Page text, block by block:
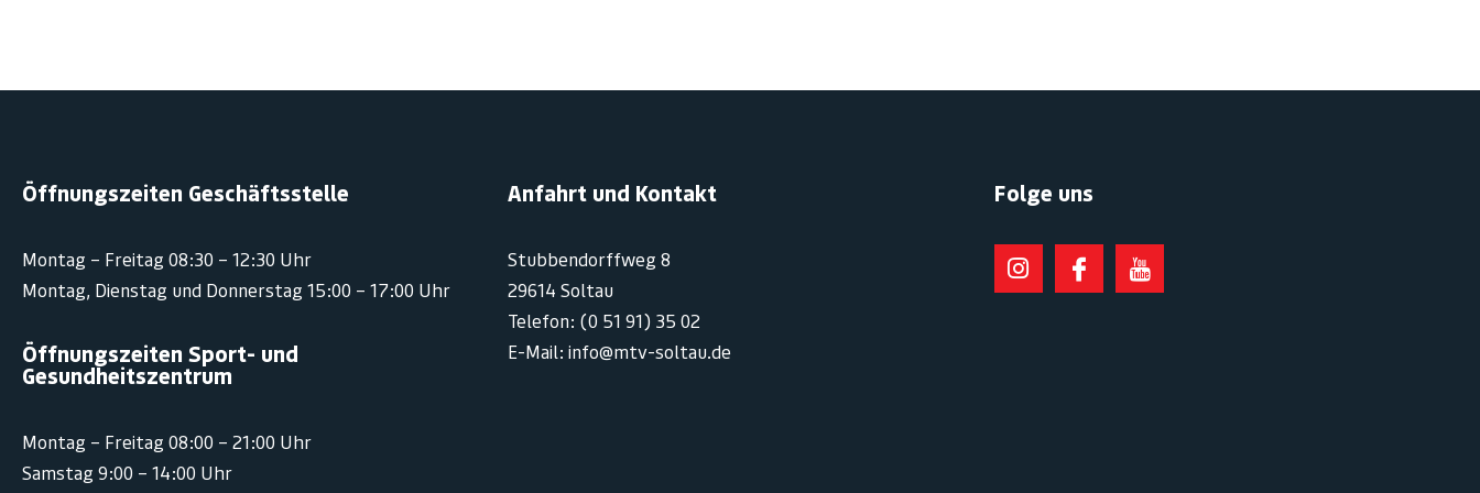
Öffnungszeiten Geschäftsstelle
Montag – Freitag 08:30 – 12:30 Uhr
Montag, Dienstag und Donnerstag 15:00 – 17:00 Uhr
Öffnungszeiten Sport- und
Gesundheitszentrum
Montag – Freitag 08:00 – 21:00 Uhr
Samstag 9:00 – 14:00 Uhr
Anfahrt und Kontakt
Stubbendorffweg 8
29614 Soltau
Telefon: (0 51 91) 35 02
E-Mail: info@mtv-soltau.de
Folge uns